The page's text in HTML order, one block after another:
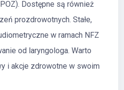
Dostępne są również
prozdrowotnych. Stałe,
w ramach NFZ
od laryngologa. Warto
i akcje zdrowotne w swoim